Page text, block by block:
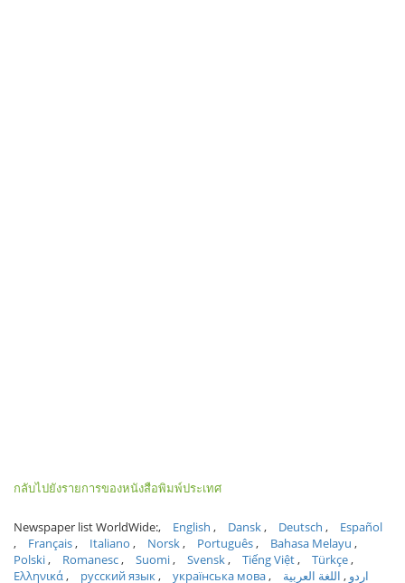
กลับไปยังรายการของหนังสือพิมพ์ประเทศ
Newspaper list WorldWide: English Dansk Deutsch
Español
Français
Italiano Norsk Português
Bahasa Melayu
Polski
Romanesc Suomi Svensk Tiếng Việt
Türkçe
Ελληνικά
русский язык українська мова اردو اللغة العربية